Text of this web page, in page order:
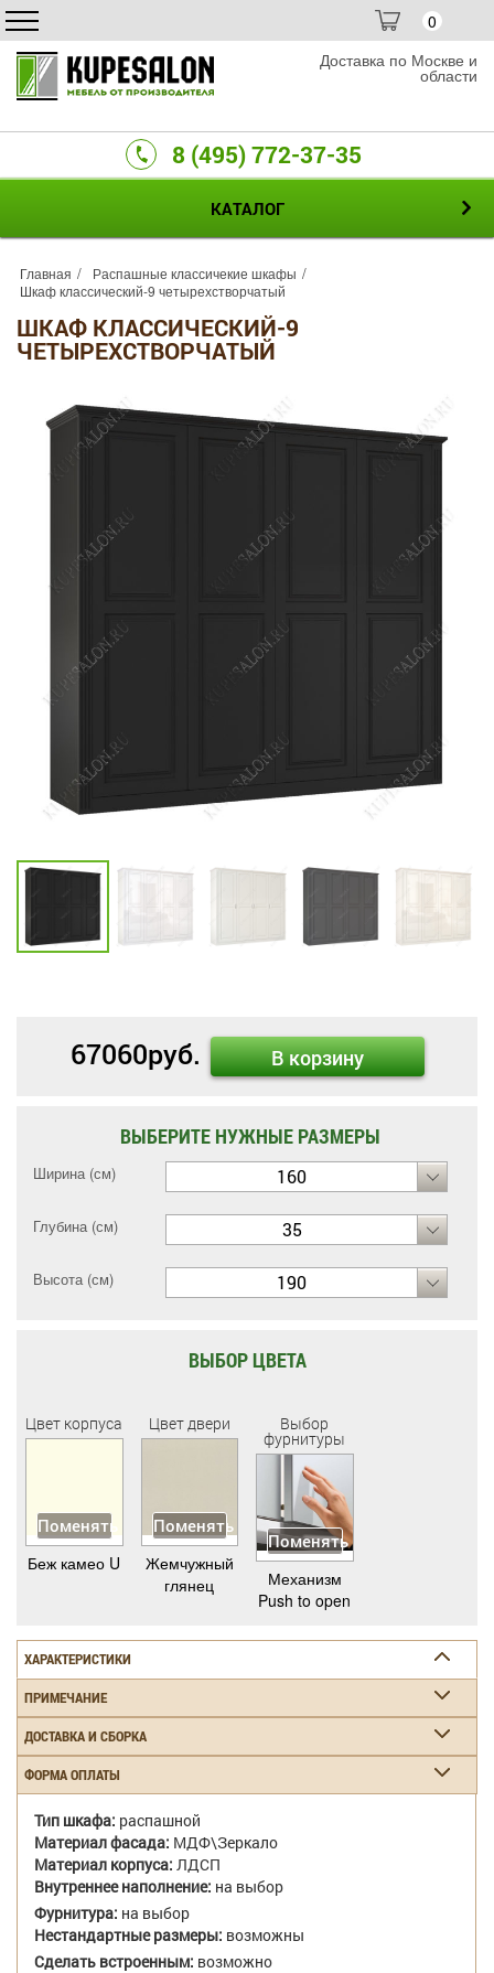
0
Доставка по Москве и
области
8 (495) 772-37-35
КАТАЛОГ
Главная
Распашные классичекие шкафы
Шкаф классический-9 четырехстворчатый
ШКАФ КЛАССИЧЕСКИЙ-9
ЧЕТЫРЕХСТВОРЧАТЫЙ
67060руб. В корзину
ВЫБЕРИТЕ НУЖНЫЕ РАЗМЕРЫ
Ширина (см) 160
Глубина (см) 35
Высота (см) 190
ВЫБОР ЦВЕТА
Цвет корпуса
Поменять
Беж камео U
Цвет двери
Поменять
Жемчужный
глянец
Выбор
фурнитуры
Поменять
Механизм
Push to open
ХАРАКТЕРИСТИКИ
ПРИМЕЧАНИЕ
ДОСТАВКА И СБОРКА
ФОРМА ОПЛАТЫ
Тип шкафа: распашной
Материал фасада: МДФ\Зеркало
Материал корпуса: ЛДСП
Внутреннее наполнение: на выбор
Фурнитура: на выбор
Нестандартные размеры: возможны
Сделать встроенным: возможно